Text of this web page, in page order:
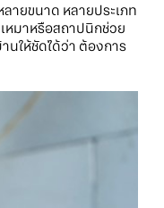
ายขนาด หลายประเภท
หมาหรือสถาปนิกช่วย
นให้ชัดได้ว่า ต้องการ